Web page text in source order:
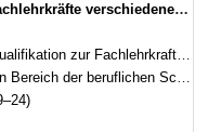
Fachlehrkräfte – QualVFL) Vom 26. August 2021 (GVBl. S. 571) BayRS 2038-3-4-7-6-K/I (§§ 1–28)
an beruflichen Schulen (§§ 4–6)
Ausbildung für den Bereich der Landesfeuerwehrschulen (§§ 7–8)